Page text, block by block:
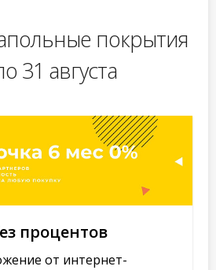
покрытия
31 августа
процентов
от интернет-